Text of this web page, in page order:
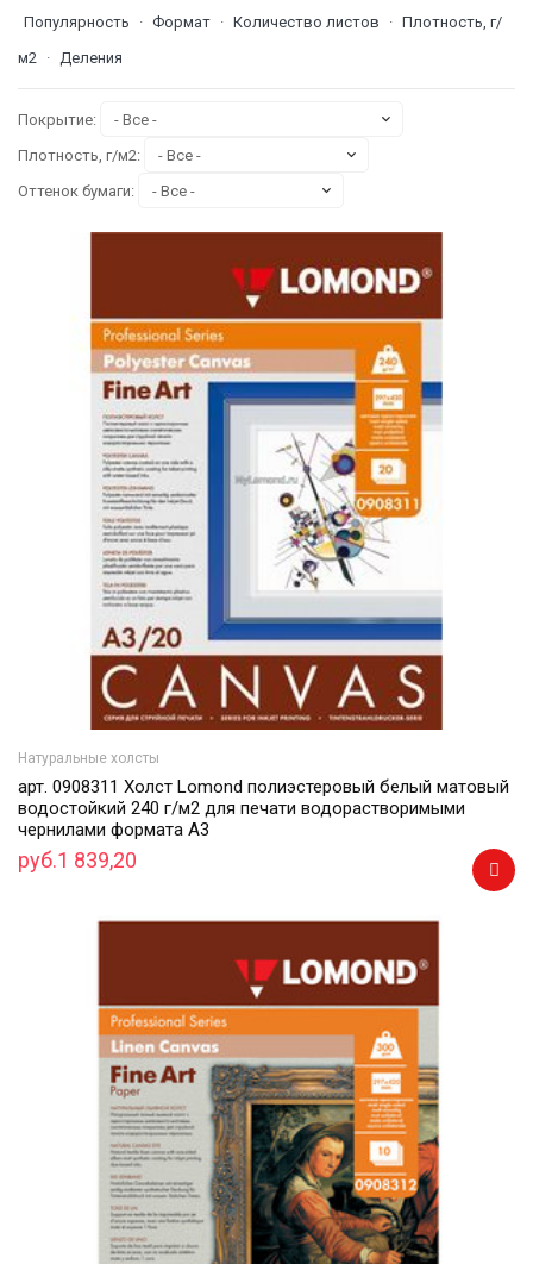
Популярность
· Формат · Количество листов · Плотность, г/
м2 · Деления
Покрытие:
Плотность, г/м2:
Оттенок бумаги:
Натуральные холсты
арт. 0908311 Холст Lomond полиэстеровый белый матовый
водостойкий 240 г/м2 для печати водорастворимыми
чернилами формата А3
руб.1 839,20